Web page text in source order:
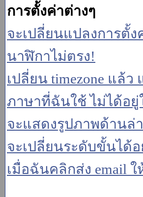
การตั้งค่าต่างๆ
จะเปลี่ยนแปลงการตั้ง
นาฬิกาไม่ตรง!
เปลี่ยน timezone แล้
ภาษาที่ฉันใช้ ไม่ได้อยู่
จะแสดงรูปภาพด้านล่า
จะเปลี่ยนระดับขั้นได้อ
เมื่อฉันคลิกส่ง email